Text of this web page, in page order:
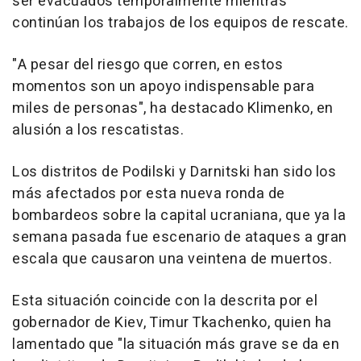
continúan los trabajos de los equipos de rescate.
"A pesar del riesgo que corren, en estos
momentos son un apoyo indispensable para
miles de personas", ha destacado Klimenko, en
alusión a los rescatistas.
Los distritos de Podilski y Darnitski han sido los
más afectados por esta nueva ronda de
bombardeos sobre la capital ucraniana, que ya la
semana pasada fue escenario de ataques a gran
escala que causaron una veintena de muertos.
Esta situación coincide con la descrita por el
gobernador de Kiev, Timur Tkachenko, quien ha
lamentado que "la situación más grave se da en